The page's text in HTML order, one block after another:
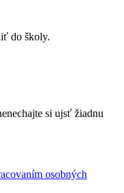
do školy.
si ujsť žiadnu
osobných